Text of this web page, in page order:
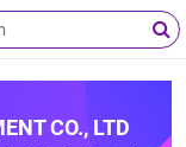
CO., LTD